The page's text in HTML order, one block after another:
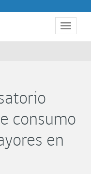
Toggle
consumo
en